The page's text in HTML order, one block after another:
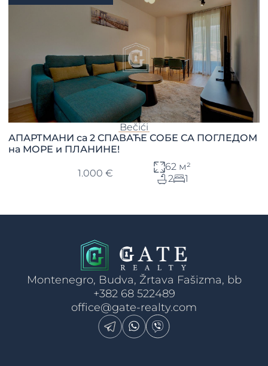
Bečići
АПАРТМАНИ са 2 СПАВАЋЕ СОБЕ СА ПОГЛЕДОМ
на МОРЕ и ПЛАНИНЕ!
1.000 €
62 м²
2
1
Montenegro, Budva, Žrtava Fašizma, bb
+382 68 522489
office@gate-realty.com